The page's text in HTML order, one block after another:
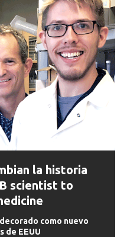
la historia
scientist to
como nuevo
de EEUU